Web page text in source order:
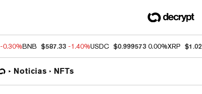
-0.30%BNB $587.33 -1.40%USDC $0.999573 0.00%XRP
Noticias NFTs